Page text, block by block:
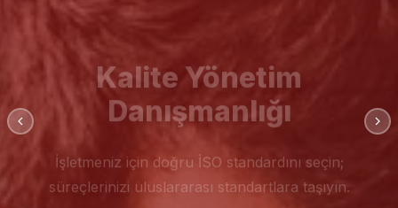
Kalite Yönetim
Danışmanlığı
İşletmeniz için doğru İSO standardını seçin;
süreçlerinizi uluslararası standartlara taşıyın.